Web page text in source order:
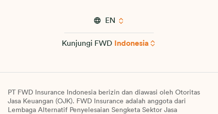
EN
Kunjungi FWD Indonesia
PT FWD Insurance Indonesia berizin dan diawasi oleh Otoritas
Jasa Keuangan (OJK). FWD Insurance adalah anggota dari
Lembaga Alternatif Penyelesaian Sengketa Sektor Jasa